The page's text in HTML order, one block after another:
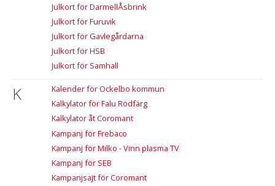
Julkort för DarmellÅsbrink
Julkort för Furuvik
Julkort för Gavlegårdarna
Julkort för HSB
Julkort för Samhall
K
Kalender för Ockelbo kommun
Kalkylator för Falu Rödfärg
Kalkylator åt Coromant
Kampanj för Frebaco
Kampanj för Milko - Vinn plasma TV
Kampanj för SEB
Kampanjsajt för Coromant